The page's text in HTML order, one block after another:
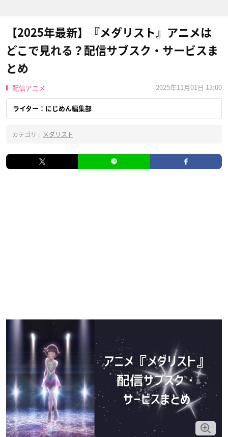
【2025年最新】『メダリスト』アニメは
どこで見れる？配信サブスク・サービスま
とめ
配信アニメ 2025年11月01日 13:00
ライター：にじめん編集部
カテゴリ : メダリスト